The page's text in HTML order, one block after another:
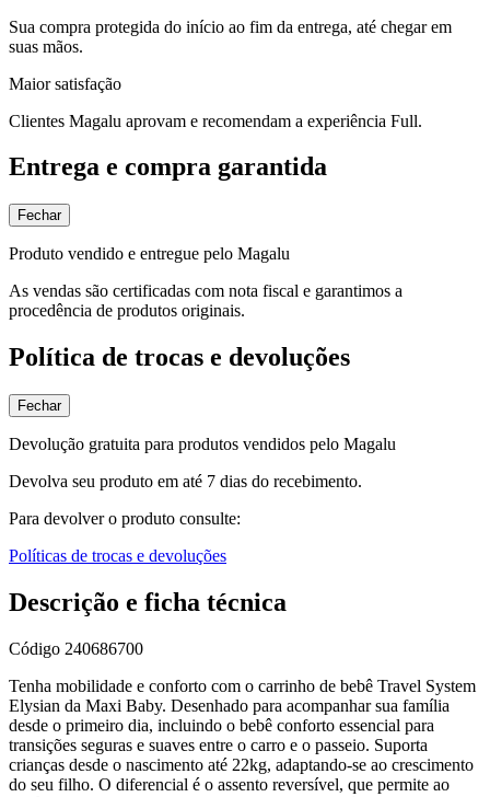
Sua compra protegida do início ao fim da entrega, até chegar em
suas mãos.
Maior satisfação
Clientes Magalu aprovam e recomendam a experiência Full.
Entrega e compra garantida
Fechar
Produto vendido e entregue pelo Magalu
As vendas são certificadas com nota fiscal e garantimos a
procedência de produtos originais.
Política de trocas e devoluções
Fechar
Devolução gratuita para produtos vendidos pelo Magalu
Devolva seu produto em até 7 dias do recebimento.
Para devolver o produto consulte:
Políticas de trocas e devoluções
Descrição e ficha técnica
Código 240686700
Tenha mobilidade e conforto com o carrinho de bebê Travel System
Elysian da Maxi Baby. Desenhado para acompanhar sua família
desde o primeiro dia, incluindo o bebê conforto essencial para
transições seguras e suaves entre o carro e o passeio. Suporta
crianças desde o nascimento até 22kg, adaptando-se ao crescimento
do seu filho. O diferencial é o assento reversível, que permite ao